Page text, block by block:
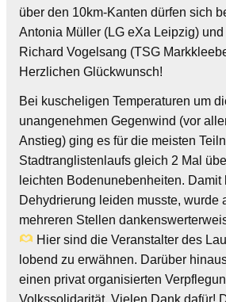
über den 10km-Kanten dürfen sich
Antonia Müller (LG eXa Leipzig)
Richard Vogelsang (TSG
Herzlichen Glückwunsch!
Bei kuscheligen Temperaturen um
unangenehmen Gegenwind (vor
Anstieg) ging es für die meisten
Stadtranglistenlaufs gleich 2 Mal
leichten Bodenunebenheiten. Damit
Dehydrierung leiden musste, wurde
mehreren Stellen
Hier sind die Veranstalter des
lobend zu erwähnen. Darüber
einen privat organisierten
Volkssolidarität. Vielen Dank dafür!